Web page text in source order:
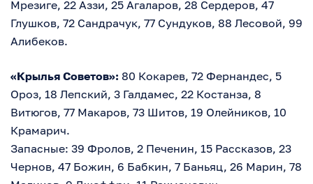
Мрезиге, 22 Аззи, 25 Агаларов, 28 Сердеров, 47
Глушков, 72 Сандрачук, 77 Сундуков, 88 Лесовой, 99
Алибеков.
«Крылья Советов»: 80 Кокарев, 72 Фернандес, 5
Ороз, 18 Лепский, 3 Галдамес, 22 Костанза, 8
Витюгов, 77 Макаров, 73 Шитов, 19 Олейников, 10
Крамарич.
Запасные: 39 Фролов, 2 Печенин, 15 Рассказов, 23
Чернов, 47 Божин, 6 Бабкин, 7 Баньяц, 26 Марин, 78